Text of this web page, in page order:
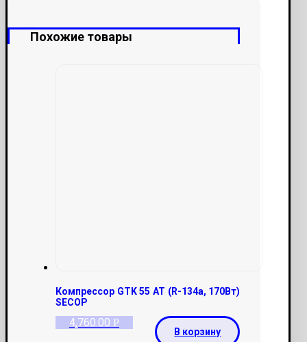
Похожие товары
Компрессор GTK 55 AT (R-134a, 170Вт)
SECOP
4,760.00 Р
В корзину